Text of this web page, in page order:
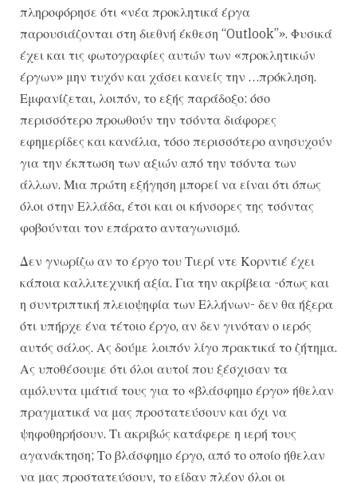
πληροφόρησε ότι «νέα προκλητικά έργα
παρουσιάζονται στη διεθνή έκθεση “Outlook”». Φυσικά
έχει και τις φωτογραφίες αυτών των «προκλητικών
έργων» μην τυχόν και χάσει κανείς την …πρόκληση.
Εμφανίζεται, λοιπόν, το εξής παράδοξο: όσο
περισσότερο προωθούν την τσόντα διάφορες
εφημερίδες και κανάλια, τόσο περισσότερο ανησυχούν
για την έκπτωση των αξιών από την τσόντα των
άλλων. Μια πρώτη εξήγηση μπορεί να είναι ότι όπως
όλοι στην Ελλάδα, έτσι και οι κήνσορες της τσόντας
φοβούνται τον επάρατο ανταγωνισμό.
Δεν γνωρίζω αν το έργο του Τιερί ντε Κορντιέ έχει
κάποια καλλιτεχνική αξία. Για την ακρίβεια -όπως και
η συντριπτική πλειοψηφία των Ελλήνων- δεν θα ήξερα
ότι υπήρχε ένα τέτοιο έργο, αν δεν γινόταν ο ιερός
αυτός σάλος. Ας δούμε λοιπόν λίγο πρακτικά το ζήτημα.
Ας υποθέσουμε ότι όλοι αυτοί που ξέσχισαν τα
αμόλυντα ιμάτιά τους για το «βλάσφημο έργο» ήθελαν
πραγματικά να μας προστατεύσουν και όχι να
ψηφοθηρήσουν. Τι ακριβώς κατάφερε η ιερή τους
αγανάκτηση; Το βλάσφημο έργο, από το οποίο ήθελαν
να μας προστατεύσουν, το είδαν πλέον όλοι οι